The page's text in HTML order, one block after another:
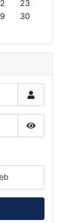
23
30
Afficher